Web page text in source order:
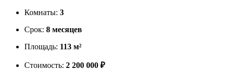
Комнаты: 3
Срок: 8 месяцев
Площадь: 113 м²
Стоимость: 2 200 000 ₽